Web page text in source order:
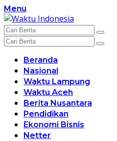
Langsung
ke
konten
Menu
Beranda
Nasional
Waktu Lampung
Waktu Aceh
Berita Nusantara
Pendidikan
Ekonomi Bisnis
Netter